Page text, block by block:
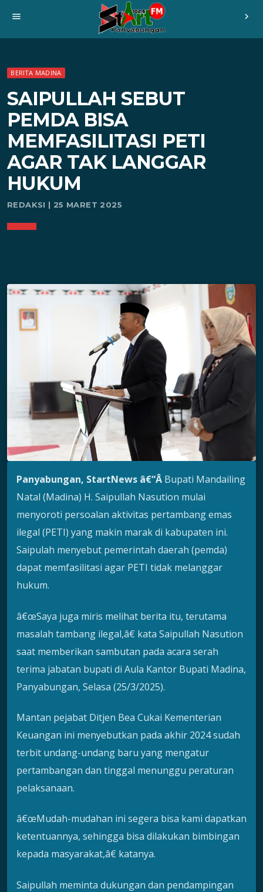
menu chevron_right
BERITA MADINA
SAIPULLAH SEBUT
PEMDA BISA
MEMFASILITASI PETI
AGAR TAK LANGGAR
HUKUM
REDAKSI | 25 MARET 2025
Panyabungan, StartNews â€“Â Bupati Mandailing
Natal (Madina) H. Saipullah Nasution mulai
menyoroti persoalan aktivitas pertambang emas
ilegal (PETI) yang makin marak di kabupaten ini.
Saipulah menyebut pemerintah daerah (pemda)
dapat memfasilitasi agar PETI tidak melanggar
hukum.
â€œSaya juga miris melihat berita itu, terutama
masalah tambang ilegal,â€ kata Saipullah Nasution
saat memberikan sambutan pada acara serah
terima jabatan bupati di Aula Kantor Bupati Madina,
Panyabungan, Selasa (25/3/2025).
Mantan pejabat Ditjen Bea Cukai Kementerian
Keuangan ini menyebutkan pada akhir 2024 sudah
terbit undang-undang baru yang mengatur
pertambangan dan tinggal menunggu peraturan
pelaksanaan.
â€œMudah-mudahan ini segera bisa kami dapatkan
ketentuannya, sehingga bisa dilakukan bimbingan
kepada masyarakat,â€ katanya.
Saipullah meminta dukungan dan pendampingan